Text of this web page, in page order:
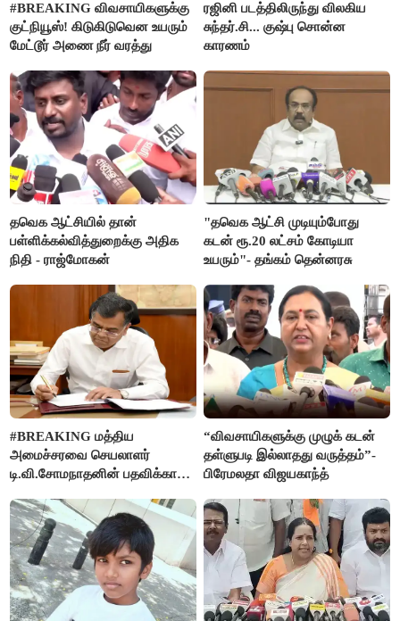
#BREAKING விவசாயிகளுக்கு
குட்நியூஸ்! கிடுகிடுவென உயரும்
மேட்டூர் அணை நீர் வரத்து
ரஜினி படத்திலிருந்து விலகிய
சுந்தர்.சி... குஷ்பு சொன்ன
காரணம்
தவெக ஆட்சியில் தான்
பள்ளிக்கல்வித்துறைக்கு அதிக
நிதி - ராஜ்மோகன்
"தவெக ஆட்சி முடியும்போது
கடன் ரூ.20 லட்சம் கோடியா
உயரும்"- தங்கம் தென்னரசு
#BREAKING மத்திய
அமைச்சரவை செயலாளர்
டி.வி.சோமநாதனின் பதவிக்காலம்
“விவசாயிகளுக்கு முழுக் கடன்
தள்ளுபடி இல்லாதது வருத்தம்”-
பிரேமலதா விஜயகாந்த்